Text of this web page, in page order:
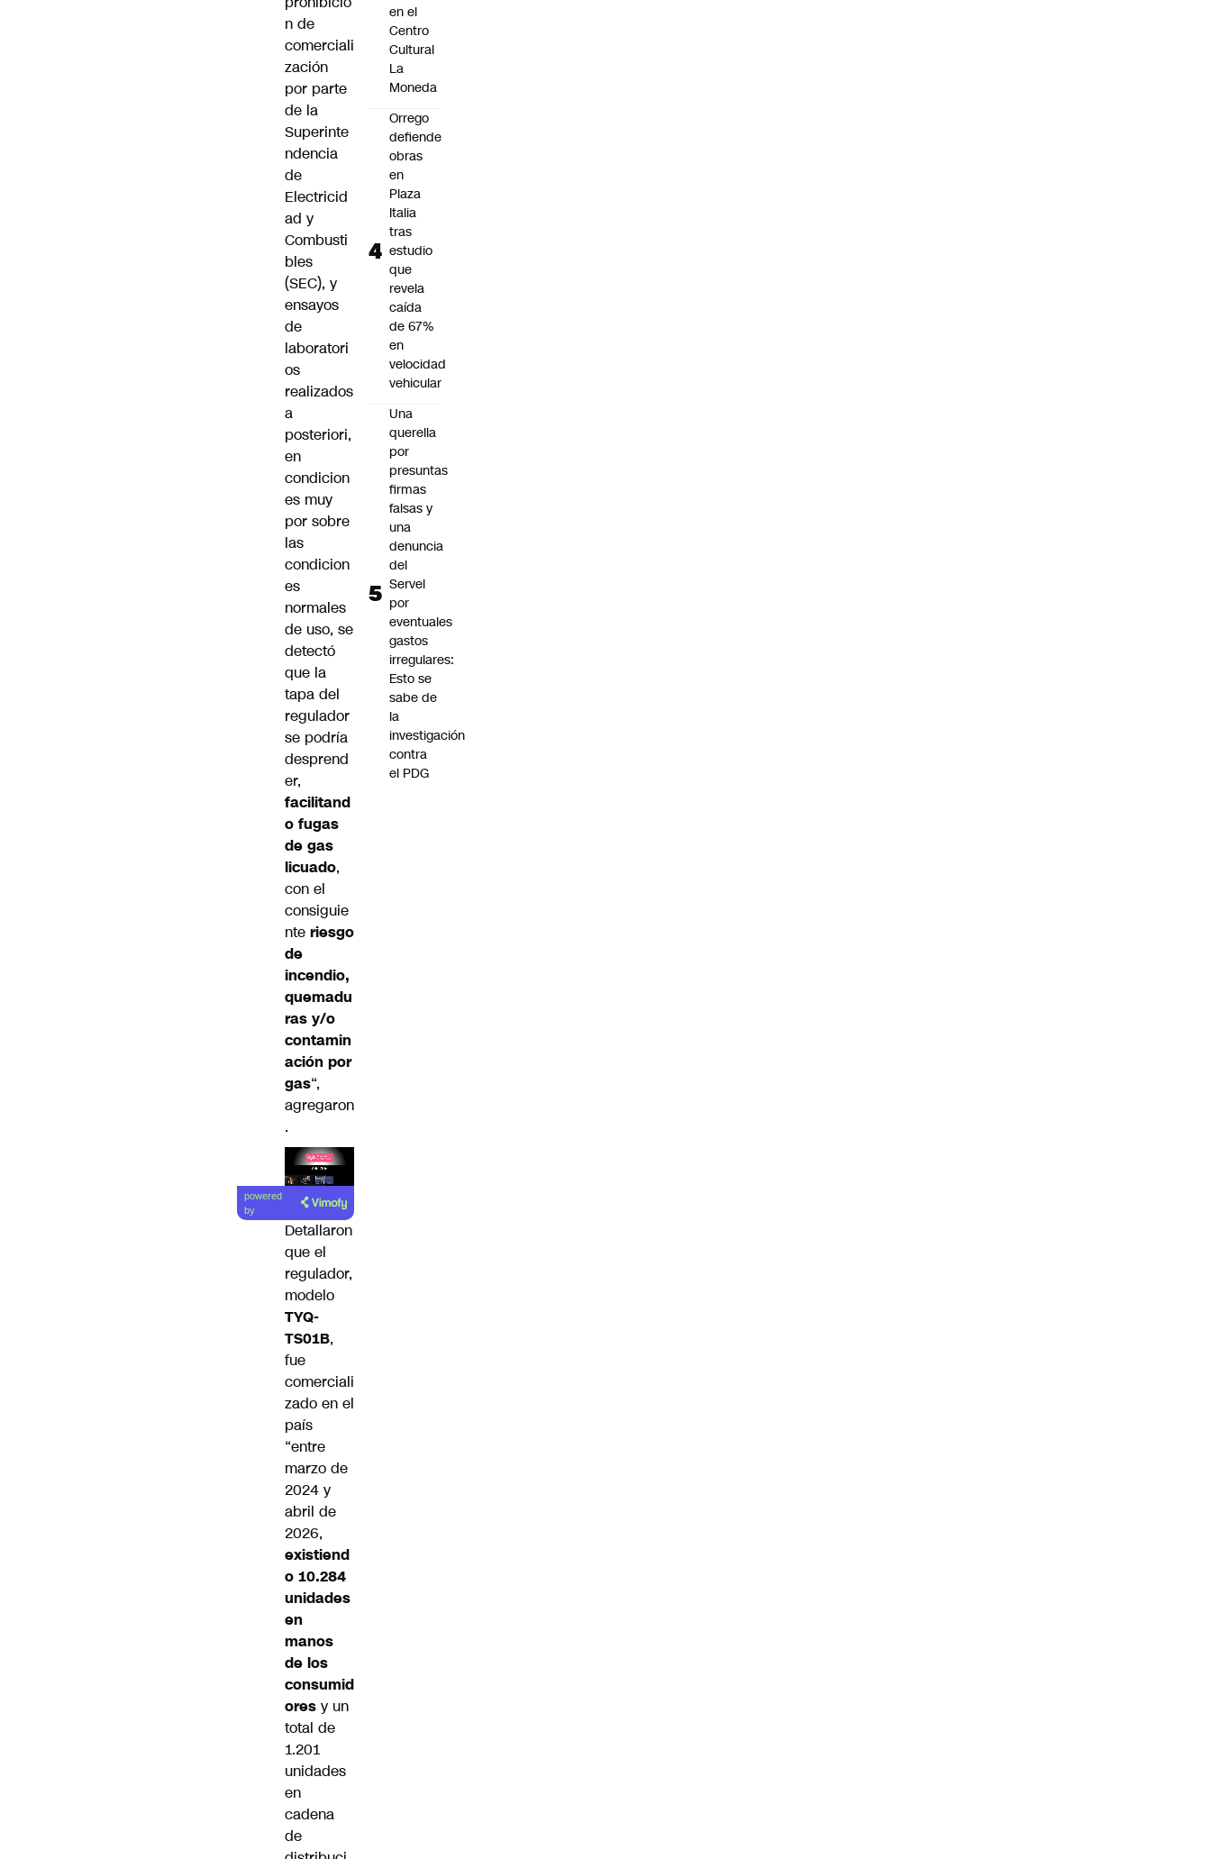
n de
comerciali
zación
por parte
de la
Superinte
ndencia
de
Electricid
ad y
Combusti
bles
(SEC), y
ensayos
de
laboratori
os
realizados
a
posteriori,
en
condicion
es muy
por sobre
las
condicion
es
normales
de uso, se
detectó
que la
tapa del
regulador
se podría
desprend
er,
facilitand
o fugas
de gas
licuado,
con el
consiguie
nte riesgo
de
incendio,
quemadu
ras y/o
contamin
ación por
gas“,
agregaron
.
Lea el
artículo
powered
by
Detallaron
que el
regulador,
modelo
TYQ-
TS01B,
fue
comerciali
zado en el
país
“entre
marzo de
2024 y
abril de
2026,
existiend
o 10.284
unidades
en
manos
de los
consumid
ores y un
total de
1.201
unidades
en
cadena
de
en el
Centro
Cultural
La
Moneda
Orrego
defiende
obras
en
Plaza
Italia
tras
estudio
que
revela
caída
de 67%
en
velocidad
vehicular
Una
querella
por
presuntas
firmas
falsas y
una
denuncia
del
Servel
por
eventuales
gastos
irregulares:
Esto se
sabe de
la
investigación
contra
el PDG